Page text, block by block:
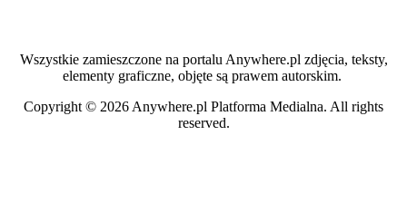
Wszystkie zamieszczone na portalu Anywhere.pl zdjęcia, teksty,
elementy graficzne, objęte są prawem autorskim.
Copyright © 2026 Anywhere.pl Platforma Medialna. All rights
reserved.